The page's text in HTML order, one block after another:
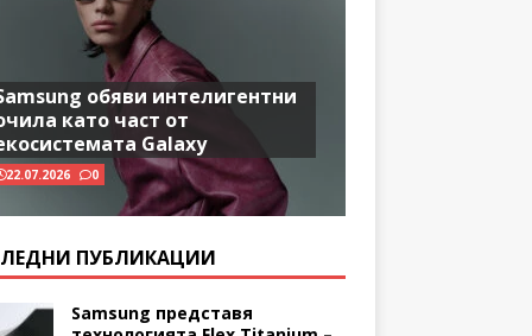
обяви интелигентни
като част от
Galaxy
22.07.2026 0
ПУБЛИКАЦИИ
Samsung представя